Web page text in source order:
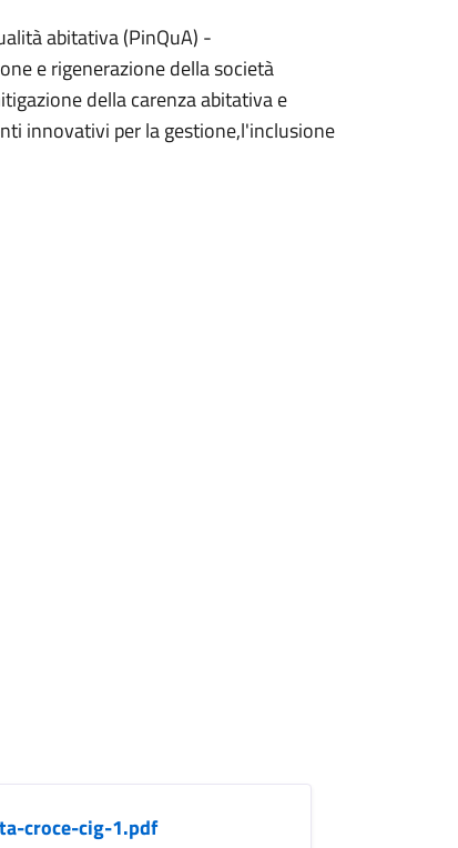
abitativa (PinQuA) -
e rigenerazione della società
della carenza abitativa e
innovativi per la gestione,l'inclusione
croce-cig-1.pdf